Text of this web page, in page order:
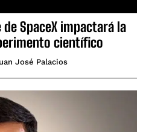
SpaceX impactará la
científico
José Palacios